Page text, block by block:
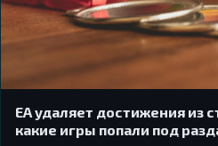
EA удаляет достижения из
какие игры попали под